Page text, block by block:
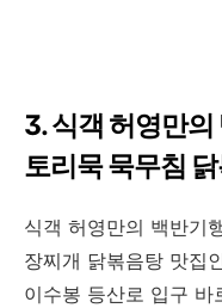
3. 식객 허영만
토리묵 묵무침
식객 허영만의 백반기
장찌개 닭볶음탕 맛집
이수봉 등산로 입구